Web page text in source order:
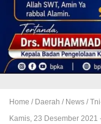
Home / Daerah / News /
Kamis, 23 Desember 2021